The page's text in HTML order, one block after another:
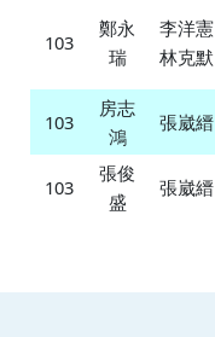
103
鄭永
瑞
李洋憲
林克默
103
房志
鴻
張崴縉
103
張俊
盛
張崴縉